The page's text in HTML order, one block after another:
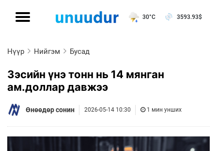
30°C 3593.93$
Нүүр Нийгэм Бусад
Зэсийн үнэ тонн нь 14 мянган
ам.доллар давжээ
Өнөөдөр сонин 2026-05-14 10:30 1 мин унших